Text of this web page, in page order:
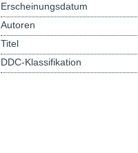
Erscheinungsdatum
Autoren
Titel
DDC-Klassifikation